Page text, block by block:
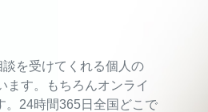
を受けてくれる個人の
ます。もちろんオンライ
。24時間365日全国どこで